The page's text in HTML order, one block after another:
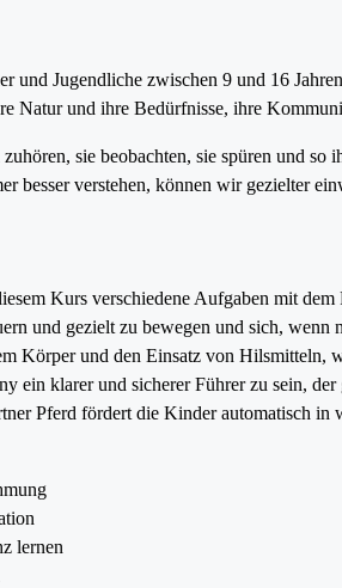
und Jugendliche zwischen 9 und 16
Natur und ihre Bedürfnisse, ihre
sie beobachten, sie spüren und
besser verstehen, können wir gezielter
Kurs verschiedene Aufgaben mit
und gezielt zu bewegen und sich,
Körper und den Einsatz von Hilsmitteln,
ein klarer und sicherer Führer zu sein,
Pferd fördert die Kinder automatisch in
lernen